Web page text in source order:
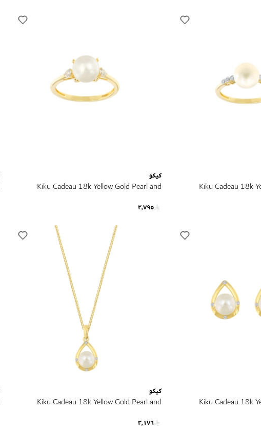
Kiku Cadeau 18k
كيكو
Kiku Cadeau 18k Yellow Gold Pearl and
٢٬٧٩٥
Kiku Cadeau 18k
كيكو
Kiku Cadeau 18k Yellow Gold Pearl and
٢٬١٧٦